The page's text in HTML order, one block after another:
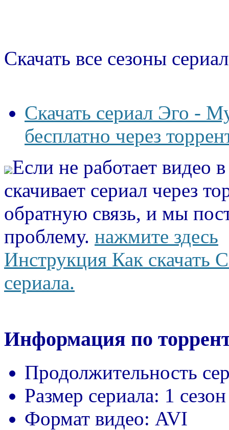
Скачать все сезоны
Скачать сериал Эго -
бесплатно через
Если не работает видео
скачивает сериал через
обратную связь, и мы
проблему. нажмите здесь
Инструкция Как скачать
сериала.
Информация по
Продолжительность
Размер сериала: 1
Формат видео: AVI